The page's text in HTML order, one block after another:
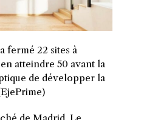
fermé 22 sites à
atteindre 50 avant la
de développer la